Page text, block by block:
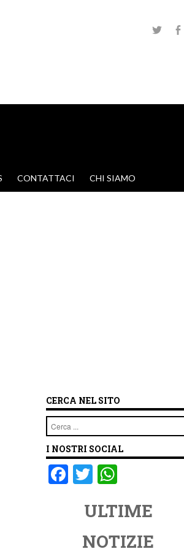
CONTATTACI CHI SIAMO
CERCA NEL SITO
Cerca
I NOSTRI SOCIAL
F T
tt
er
at
s
ULTIME
NOTIZIE